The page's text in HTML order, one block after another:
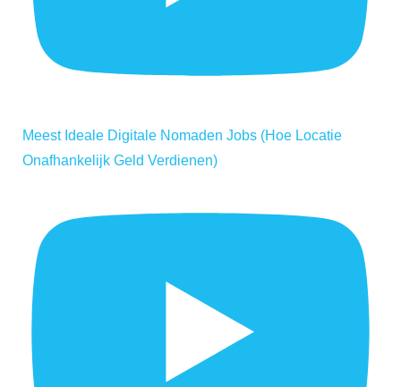
Meest Ideale Digitale Nomaden Jobs (Hoe Locatie
Onafhankelijk Geld Verdienen)